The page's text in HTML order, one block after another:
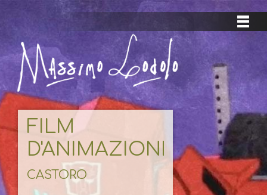
FILM
D'ANIMAZIONE
CASTORO